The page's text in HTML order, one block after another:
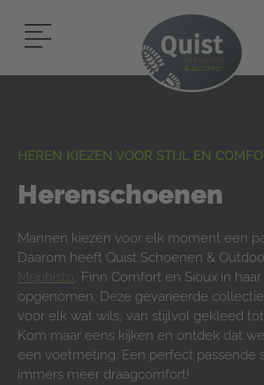
HEREN KIEZEN VOOR STIJL EN
Herenschoenen
Mannen kiezen voor elk moment een
Daarom heeft Quist Schoenen &
Mephisto, Finn Comfort en Sioux in
opgenomen. Deze gevarieerde
voor elk wat wils, van stijlvol gekleed
Kom maar eens kijken en ontdek dat
een voetmeting. Een perfect passende
immers meer draagcomfort!